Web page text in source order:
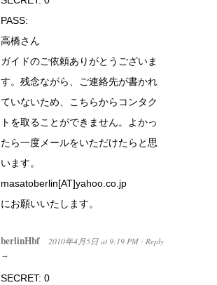
PASS:
高橋さん
ガイドのご依頼ありがとうございま
す。残念ながら、ご連絡先が書かれ
ていないため、こちらからコンタク
トを取ることができません。よかっ
たら一度メールをいただけたらと思
います。
masatoberlin[AT]yahoo.co.jp
にお願いいたします。
berlinHbf 2010年4月5日 at 9:19 PM · Reply
→
SECRET: 0